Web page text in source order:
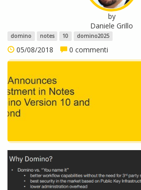
by
Daniele Grillo
domino notes 10 domino2025
05/08/2018 0 commenti